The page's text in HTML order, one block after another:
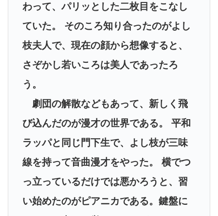
わって、パリッとした二枚目をこなし
ていた。 そのころ知り合ったのがよし
枝夫人で、現在の顔から想像すると、
さぞかし若いころは美人であったろ
う。
劇団の解散などもあって、新しく飛
び込んだのが漫才の世界である。 平和
ラッパと同じ門下生で、よし枝が三味
線を持って音曲漫才をやった。 横でつ
っ立っているだけでは悪かろうと、習
い始めたのがピアニカである。鍵盤に